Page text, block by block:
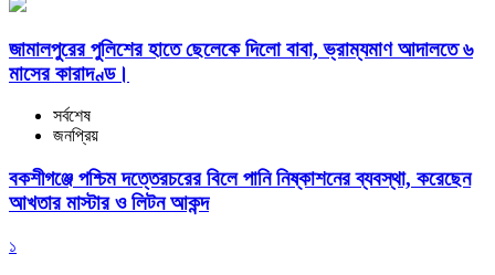
জামালপুরের পুলিশের হাতে ছেলেকে দিলো বাবা, ভ্রাম্যমাণ আদালতে ৬
মাসের কারাদণ্ড।
সর্বশেষ
জনপ্রিয়
বকশীগঞ্জে পশ্চিম দত্তেরচরের বিলে পানি নিষ্কাশনের ব্যবস্থা, করেছেন
আখতার মাস্টার ও লিটন আকন্দ
১